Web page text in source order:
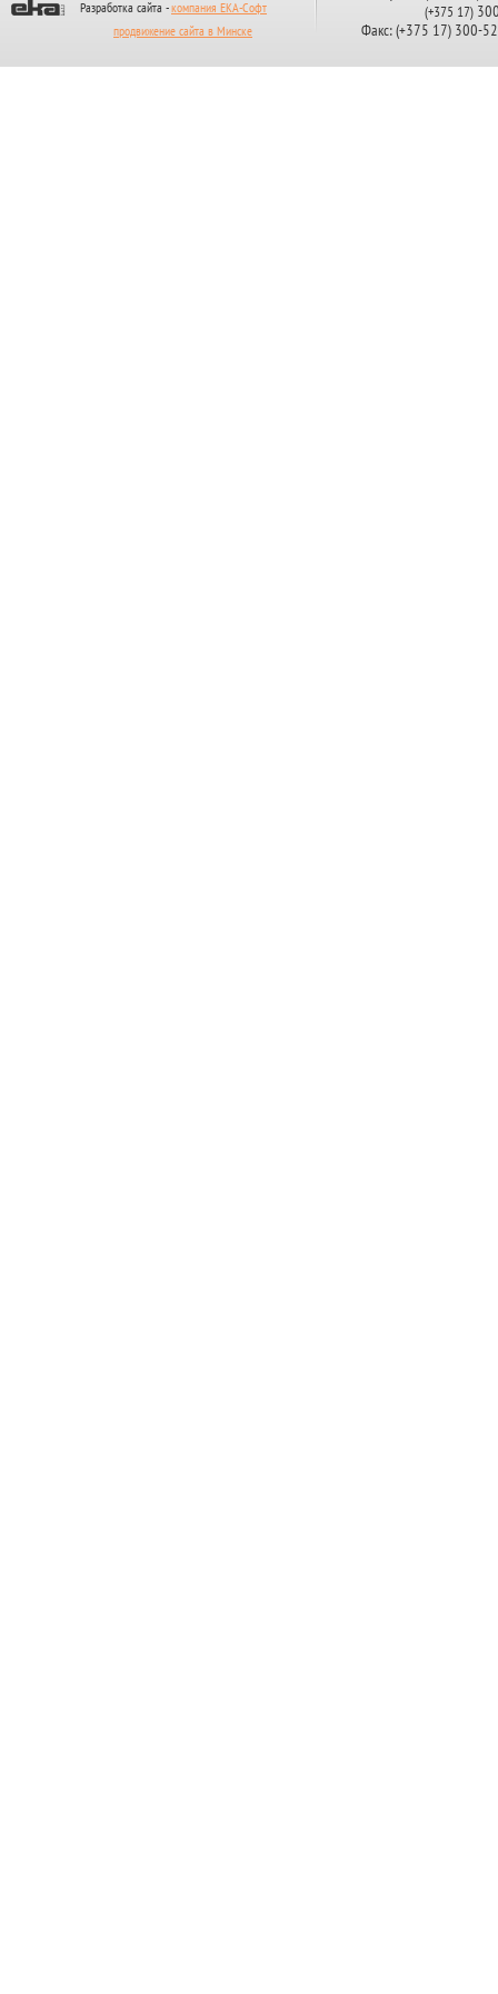
Разработка сайта - компания ЕКА-Софт
продвижение сайта в Минске
(+375 17)
Факс: (+375 17) 300-